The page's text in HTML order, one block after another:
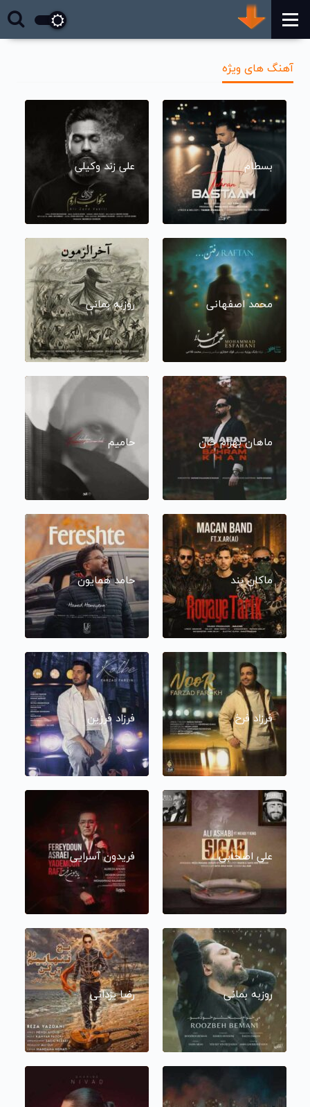
آهنگ های ویژه
بسطام علی زند وکیلی
محمد اصفهانی روزبه بمانی
ماهان بهرام خان حامیم
ماکان بند حامد همایون
فرزاد فرخ فرزاد فرزین
علی اصحابی فریدون آسرایی
روزبه بمانی رضا یزدانی